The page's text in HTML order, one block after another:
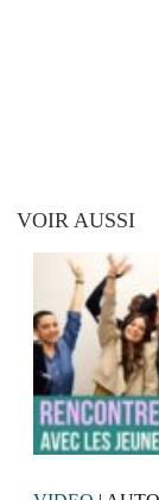
VOIR AUSSI